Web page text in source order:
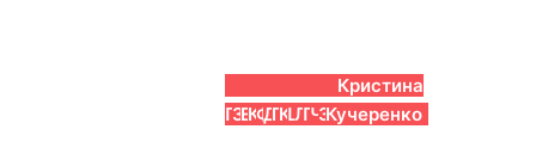
Петрова
Заболотная
Енжаева
Кислов
Флейшер
Константин
Давыдов
Полина
Ганшина
Эльдар
Калимулин
Алексей
Шевченков
Андрей
Лебедев
Арсений
Перель
Андрей
Чадов
Эра
Зиганшина
Кристина
Кучеренко